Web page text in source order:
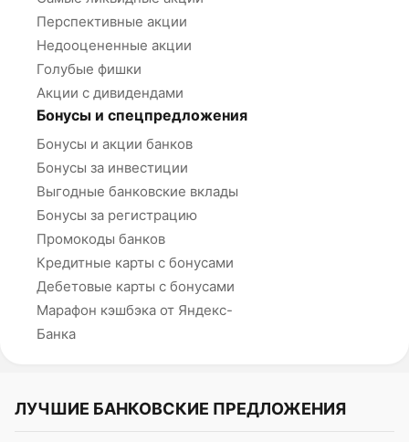
Перспективные акции
Недооцененные акции
Голубые фишки
Акции с дивидендами
Бонусы и спецпредложения
Бонусы и акции банков
Бонусы за инвестиции
Выгодные банковские вклады
Бонусы за регистрацию
Промокоды банков
Кредитные карты с бонусами
Дебетовые карты с бонусами
Марафон кэшбэка от Яндекс-
Банка
ЛУЧШИЕ БАНКОВСКИЕ ПРЕДЛОЖЕНИЯ